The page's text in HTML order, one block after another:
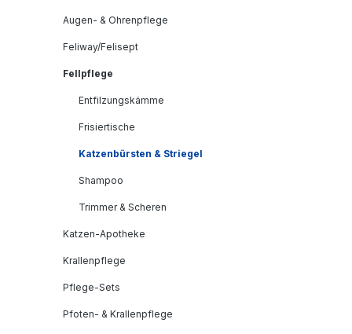
Augen- & Ohrenpflege
Feliway/Felisept
Fellpflege
Entfilzungskämme
Frisiertische
Katzenbürsten & Striegel
Shampoo
Trimmer & Scheren
Katzen-Apotheke
Krallenpflege
Pflege-Sets
Pfoten- & Krallenpflege